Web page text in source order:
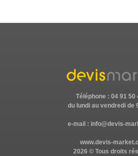
Téléphone : 04 91 50
du lundi au vendredi de
e-mail : info@devis-
www.devis-
2026 © Tous droits